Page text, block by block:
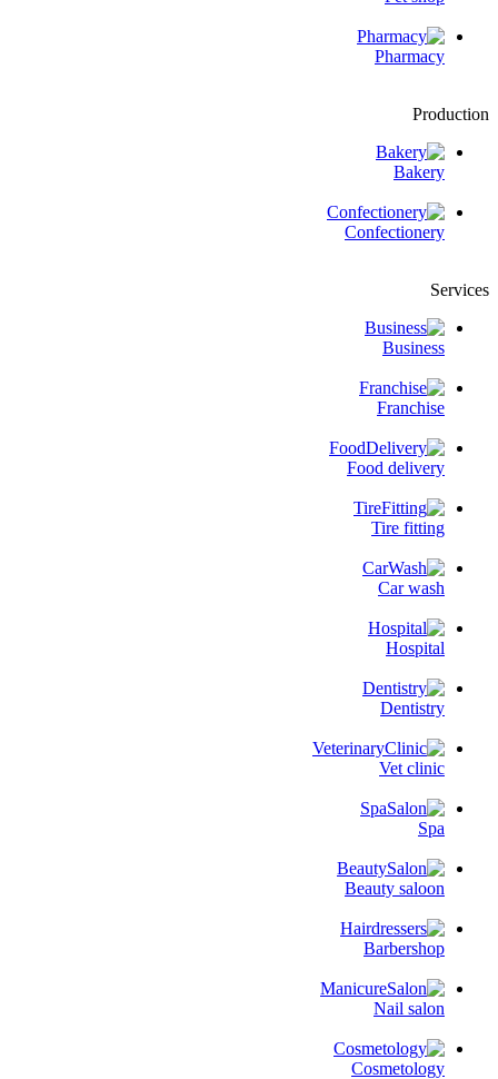
Pharmacy
Production
Bakery
Confectionery
Services
Business
Franchise
Food delivery
Tire fitting
Car wash
Hospital
Dentistry
Vet clinic
Spa
Beauty saloon
Barbershop
Nail salon
Cosmetology